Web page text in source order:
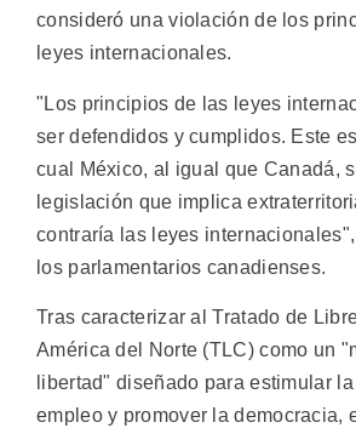
consideró una violación de los
leyes internacionales.
"Los principios de las leyes
ser defendidos y cumplidos. Este
cual México, al igual que Canadá,
legislación que implica
contraría las leyes
los parlamentarios canadienses.
Tras caracterizar al Tratado de
América del Norte (TLC) como un
libertad" diseñado para estimular
empleo y promover la democracia,